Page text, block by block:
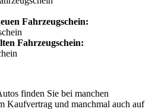
Fahrzeugschein:
Fahrzeugschein:
finden Sie bei manchen
Kaufvertrag und manchmal auch auf